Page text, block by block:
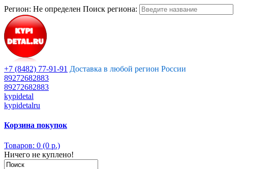
Регион: Не определен Поиск региона:
+7 (8482) 77-91-91 Доставка в любой регион России
89272682883
89272682883
kypidetal
kypidetalru
Корзина покупок
Товаров: 0 (0 р.)
Ничего не куплено!